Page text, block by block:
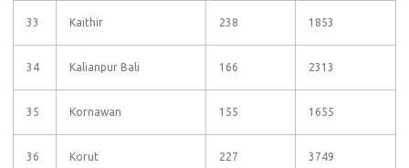
33 Kaithir 238 1853
34 Kalianpur Bali 166 2313
35 Kornawan 155 1655
36 Korut 227 3749